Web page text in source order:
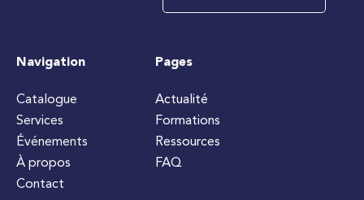
Navigation
Catalogue
Services
Événements
À propos
Contact
Pages
Actualité
Formations
Ressources
FAQ